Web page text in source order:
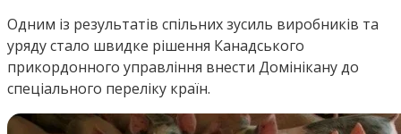
Одним із результатів спільних зусиль виробників та
уряду стало швидке рішення Канадського
прикордонного управління внести Домінікану до
спеціального переліку країн.